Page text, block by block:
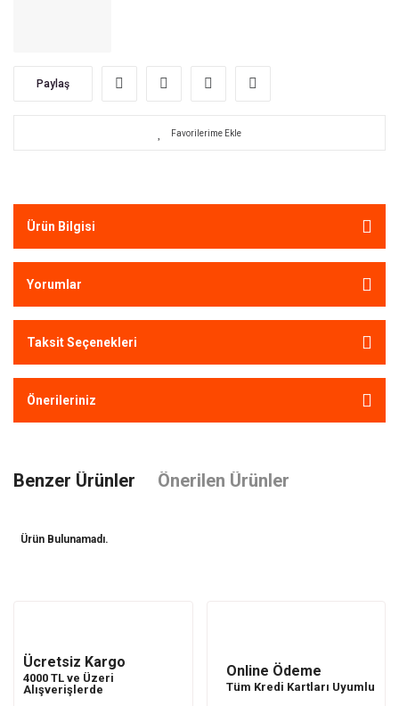
Paylaş
Ürün Bilgisi
Yorumlar
Taksit Seçenekleri
Önerileriniz
Benzer Ürünler Önerilen Ürünler
Ürün Bulunamadı.
Ücretsiz Kargo
4000 TL ve Üzeri
Alışverişlerde
Online Ödeme
Tüm Kredi Kartları Uyumlu